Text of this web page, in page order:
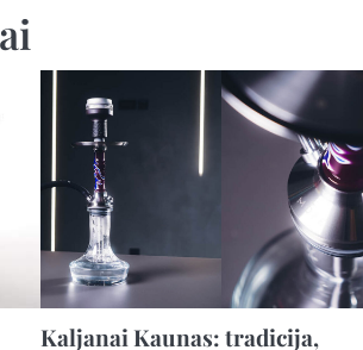
Kaljanai Kaunas: tradicija,